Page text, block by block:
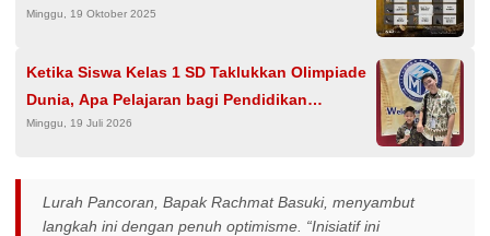
Minggu, 19 Oktober 2025
Ketika Siswa Kelas 1 SD Taklukkan Olimpiade
Dunia, Apa Pelajaran bagi Pendidikan
Indonesia?
Minggu, 19 Juli 2026
Lurah Pancoran, Bapak Rachmat Basuki, menyambut
langkah ini dengan penuh optimisme. “Inisiatif ini